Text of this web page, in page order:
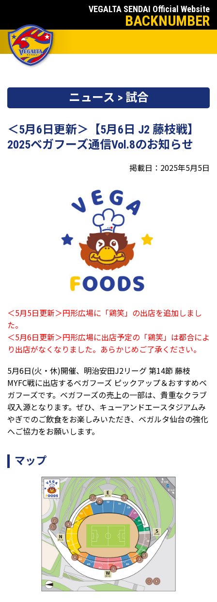
VEGALTA SENDAI Official Website
BACKNUMBER
ニュース > 試合
＜5月6日更新＞【5月6日 J2 藤枝戦】
2025ベガフーズ通信Vol.8のお知らせ
掲載日：2025年5月5日
＜5月5日更新＞円形広場に「鶏笑」の出店を追加しまし
た。
＜5月6日更新＞円形広場に出店予定の「鶏笑」は都合によ
り出店がなくなりました。あらかじめご了承ください。
5月6日(火・休)開催、明治安田J2リーグ 第14節 藤枝
MYFC戦に出店するベガフーズ ピックアップ＆おすすめベ
ガフーズです。ベガフーズの売上の一部は、貴重なクラブ
収入源となります。ぜひ、キューアンドエースタジアムみ
やぎでのご飲食をお楽しみいただき、ベガルタ仙台の強化
へご協力をお願いします。
マップ